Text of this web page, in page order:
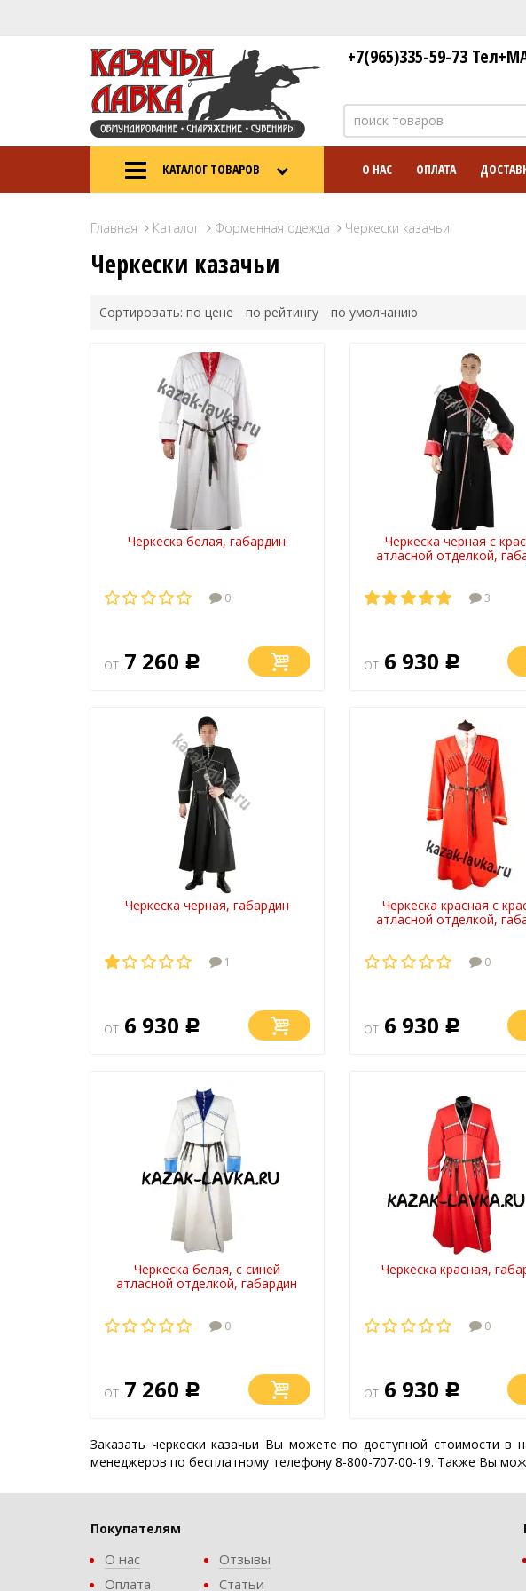
+7(965)335-59-73
КАТАЛОГ ТОВАРОВ О НАС ОПЛАТА
Главная Каталог Форменная одежда Черкески казачьи
Черкески казачьи
Сортировать: по цене по рейтингу по умолчанию
Черкеска белая, габардин
0
от 7 260 Р
Черкеска черная с
атласной отделкой,
3
от6 930 Р
Черкеска черная, габардин
1
от 6 930 Р
Черкеска красная с
атласной отделкой,
0
от6 930 Р
Черкеска белая, с синей
атласной отделкой, габардин
0
от 7 260 Р
Черкеска красная,
0
от6 930 Р
Заказать черкески казачьи Вы можете по доступной стоимости
менеджеров по бесплатному телефону 8-800-707-00-19. Также Вы
Покупателям
О нас
Оплата
Отзывы
Статьи